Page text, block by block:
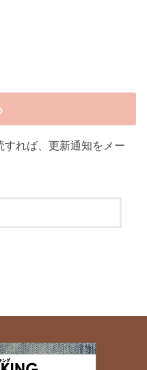
すれば、更新通知をメー
み研究所